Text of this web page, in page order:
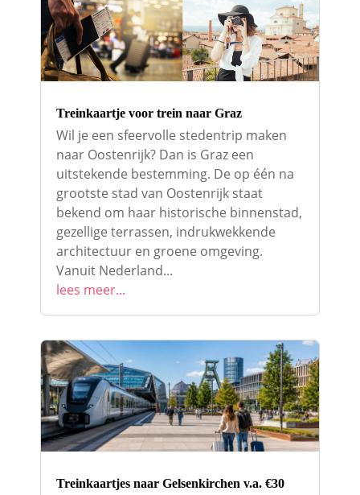
Treinkaartje voor trein naar Graz
Wil je een sfeervolle stedentrip maken
naar Oostenrijk? Dan is Graz een
uitstekende bestemming. De op één na
grootste stad van Oostenrijk staat
bekend om haar historische binnenstad,
gezellige terrassen, indrukwekkende
architectuur en groene omgeving.
Vanuit Nederland...
lees meer...
Treinkaartjes naar Gelsenkirchen v.a. €30